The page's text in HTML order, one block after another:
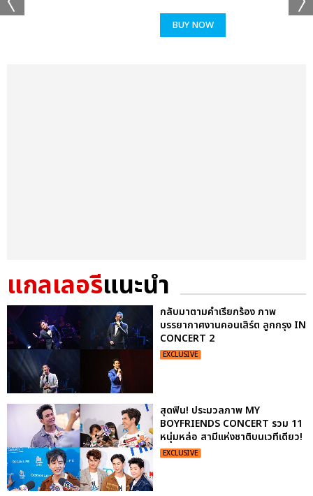
BUY NOW
แกลเลอรีแนะนำ
กลับมาตามคำเรียกร้อง ภาพ
บรรยากาศงานคอนเสิร์ต ลูกกรุง IN
CONCERT 2
EXCLUSIVE
สุดฟิน! ประมวลภาพ MY
BOYFRIENDS CONCERT รวม 11
หนุ่มหล่อ สามีแห่งชาติบนเวทีเดียว!
EXCLUSIVE